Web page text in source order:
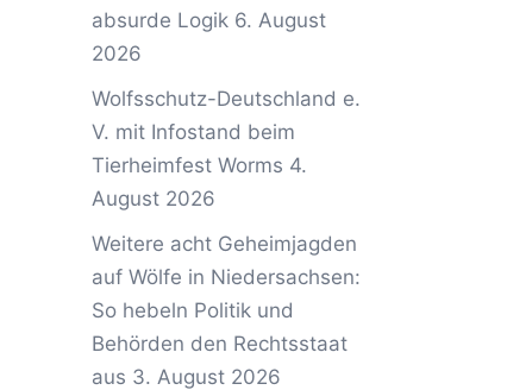
absurde Logik 6. August
2026
Wolfsschutz-Deutschland e.
V. mit Infostand beim
Tierheimfest Worms 4.
August 2026
Weitere acht Geheimjagden
auf Wölfe in Niedersachsen:
So hebeln Politik und
Behörden den Rechtsstaat
aus 3. August 2026